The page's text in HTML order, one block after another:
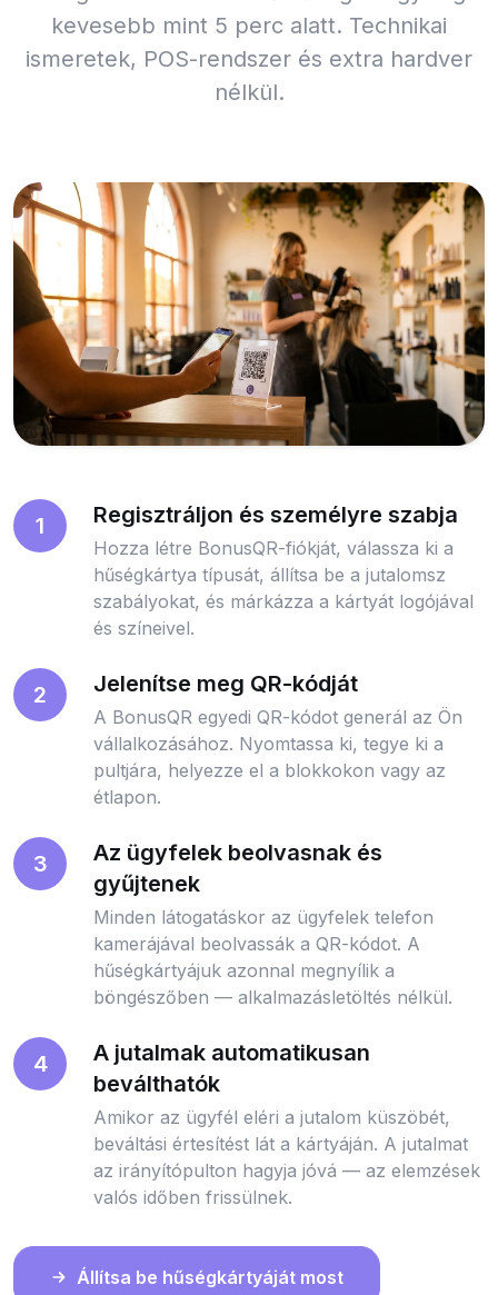
kevesebb mint 5 perc alatt. Technikai
ismeretek, POS-rendszer és extra hardver
nélkül.
1 Regisztráljon és személyre szabja
Hozza létre BonusQR-fiókját, válassza ki a
hűségkártya típusát, állítsa be a jutalomsz
szabályokat, és márkázza a kártyát logójával
és színeivel.
2 Jelenítse meg QR-kódját
A BonusQR egyedi QR-kódot generál az Ön
vállalkozásához. Nyomtassa ki, tegye ki a
pultjára, helyezze el a blokkokon vagy az
étlapon.
3
Az ügyfelek beolvasnak és
gyűjtenek
Minden látogatáskor az ügyfelek telefon
kamerájával beolvassák a QR-kódot. A
hűségkártyájuk azonnal megnyílik a
böngészőben — alkalmazásletöltés nélkül.
4
A jutalmak automatikusan
beválthatók
Amikor az ügyfél eléri a jutalom küszöbét,
beváltási értesítést lát a kártyáján. A jutalmat
az irányítópulton hagyja jóvá — az elemzések
valós időben frissülnek.
Állítsa be hűségkártyáját most